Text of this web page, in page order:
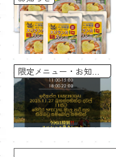
限定メニュー
お知ら
せ